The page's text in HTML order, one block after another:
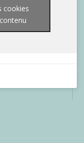
cookies